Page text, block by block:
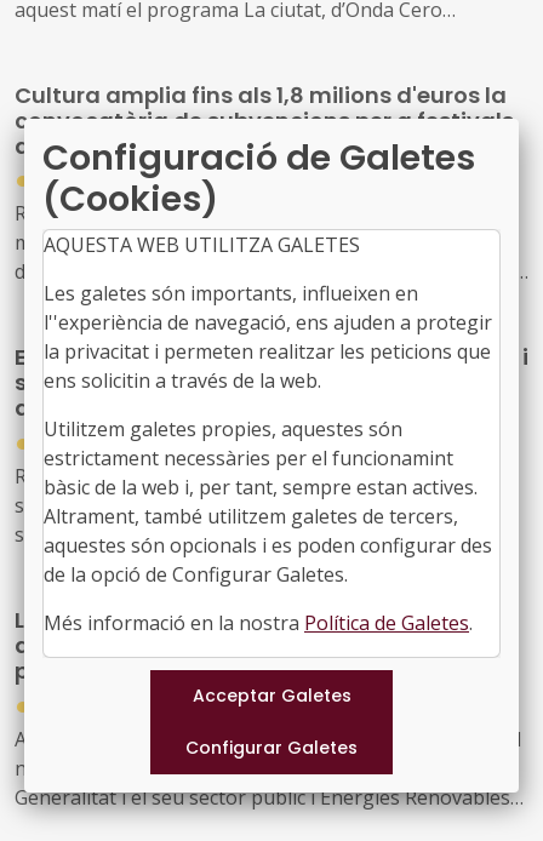
aquest matí el programa La ciutat, d’Onda Cero
posat en marxa per servir més i millor els ens locals
Cultura amplia fins als 1,8 milions d'euros la
convocatòria de subvencions per a festivals
de música d'alt interès cultural
●
31/07/2026
Resolució CLT/2702/2026, de 24 de juliol, per la qual es
modifica la dotació de la convocatòria per a la concessió
de subvencions, en règim de concurrència competitiva, a
festivals de música d'alt interès cultural (ref. BDNS
914637)
El Govern de l’Estat aprova mesures laborals i
socials urgents per protegir les persones
afectades pels incendis forestals
●
30/07/2026
Reial decret llei 20/2026, de 29 de juliol, pel qual
s’estableixen mesures urgents de protecció laboral i
social davant els incendis forestals.
La Generalitat actualitza el model de relació
amb L'Energètica per reforçar els serveis
públics d'energia
●
Acord GOV/198/2026, de 28 de juliol, pel qual s'aprova el
nou model de relació entre l'Administració de la
Generalitat i el seu sector públic i Energies Renovables
Públiques de Catalunya, SAU (L'Energètica), i
Configuració de Galetes
(Cookies)
AQUESTA WEB UTILITZA GALETES
Les galetes són importants, influeixen en
l''experiència de navegació, ens ajuden a protegir
la privacitat i permeten realitzar les peticions que
ens solicitin a través de la web.
Utilitzem galetes propies, aquestes són
estrictament necessàries per el funcionamint
bàsic de la web i, per tant, sempre estan actives.
Altrament, també utilitzem galetes de tercers,
aquestes són opcionals i es poden configurar des
de la opció de Configurar Galetes.
Més informació en la nostra Política de Galetes.